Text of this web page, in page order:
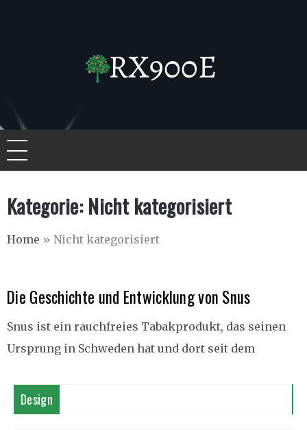
Kategorie:Nicht kategorisiert
Home » Nicht kategorisiert
Die Geschichte und Entwicklung von Snus
Snus ist ein rauchfreies Tabakprodukt, das seinen
Ursprung in Schweden hat und dort seit dem
Design